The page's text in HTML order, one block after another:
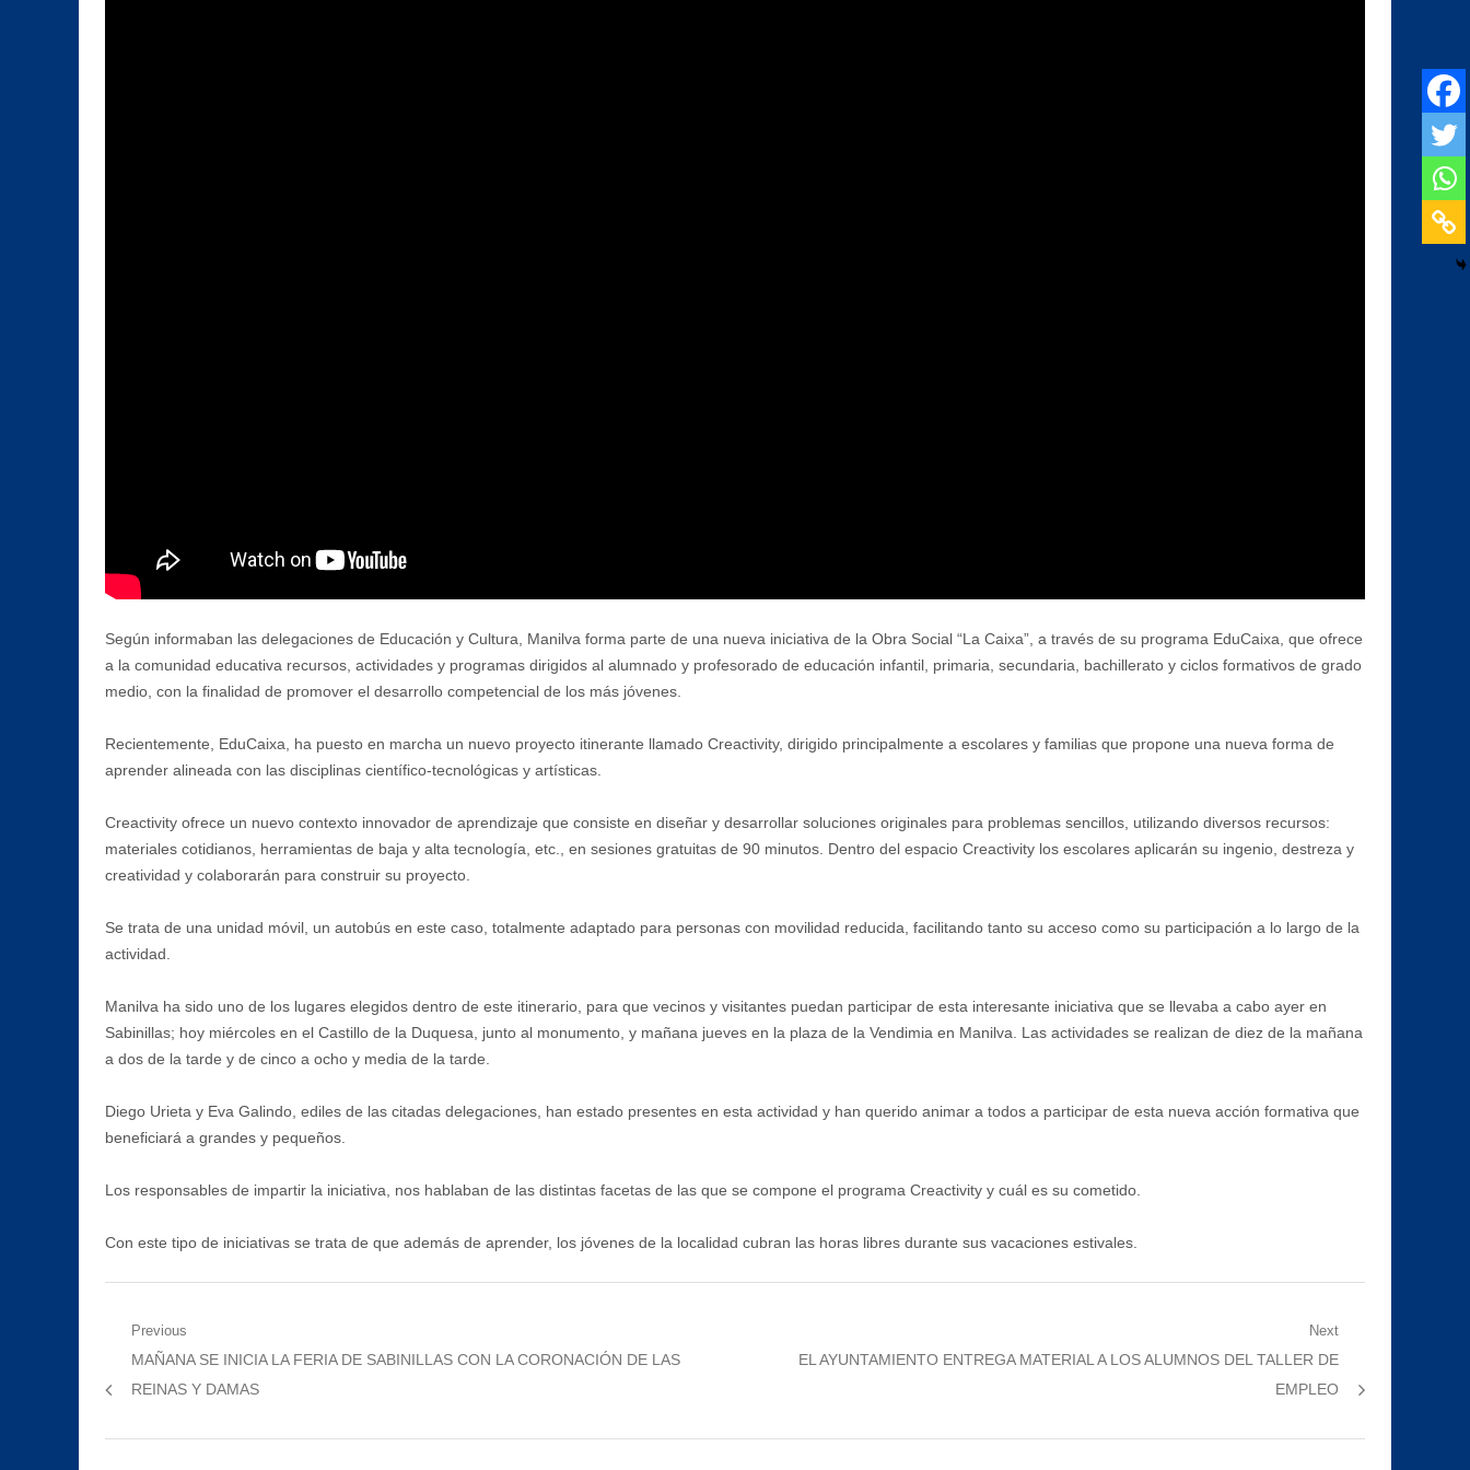
Según informaban las delegaciones de Educación y Cultura, Manilva forma parte de una nueva iniciativa de la Obra Social “La Caixa”, a través de su programa EduCaixa, que ofrece
a la comunidad educativa recursos, actividades y programas dirigidos al alumnado y profesorado de educación infantil, primaria, secundaria, bachillerato y ciclos formativos de grado
medio, con la finalidad de promover el desarrollo competencial de los más jóvenes.
Recientemente, EduCaixa, ha puesto en marcha un nuevo proyecto itinerante llamado Creactivity, dirigido principalmente a escolares y familias que propone una nueva forma de
aprender alineada con las disciplinas científico-tecnológicas y artísticas.
Creactivity ofrece un nuevo contexto innovador de aprendizaje que consiste en diseñar y desarrollar soluciones originales para problemas sencillos, utilizando diversos recursos:
materiales cotidianos, herramientas de baja y alta tecnología, etc., en sesiones gratuitas de 90 minutos. Dentro del espacio Creactivity los escolares aplicarán su ingenio, destreza y
creatividad y colaborarán para construir su proyecto.
Se trata de una unidad móvil, un autobús en este caso, totalmente adaptado para personas con movilidad reducida, facilitando tanto su acceso como su participación a lo largo de la
actividad.
Manilva ha sido uno de los lugares elegidos dentro de este itinerario, para que vecinos y visitantes puedan participar de esta interesante iniciativa que se llevaba a cabo ayer en
Sabinillas; hoy miércoles en el Castillo de la Duquesa, junto al monumento, y mañana jueves en la plaza de la Vendimia en Manilva. Las actividades se realizan de diez de la mañana
a dos de la tarde y de cinco a ocho y media de la tarde.
Diego Urieta y Eva Galindo, ediles de las citadas delegaciones, han estado presentes en esta actividad y han querido animar a todos a participar de esta nueva acción formativa que
beneficiará a grandes y pequeños.
Los responsables de impartir la iniciativa, nos hablaban de las distintas facetas de las que se compone el programa Creactivity y cuál es su cometido.
Con este tipo de iniciativas se trata de que además de aprender, los jóvenes de la localidad cubran las horas libres durante sus vacaciones estivales.
Navegación
Previous
Previous
post:
MAÑANA SE INICIA LA FERIA DE SABINILLAS CON LA CORONACIÓN DE LAS
REINAS Y DAMAS
Next
Next
EL AYUNTAMIENTO ENTREGA MATERIAL A LOS ALUMNOS DEL TALLER DE
EMPLEO